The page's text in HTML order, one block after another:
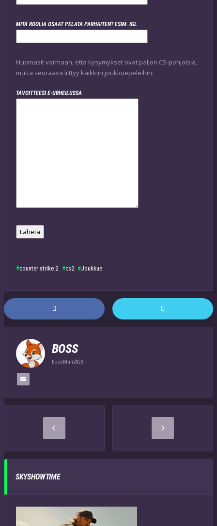
MITÄ ROOLIA OSAAT PELATA PARHAITEN? ESIM. IGL
Huomasit varmaan, että kysymykset ovat paljon CS-pohjaisia,
mutta seuraava liittyy kaikkiin joukkuepeleihin:
TAVOITTEESI E-URHEILUSSA
counter strike 2 cs2 Joukkue
BOSS
BossMan2023
SKYSHOWTIME